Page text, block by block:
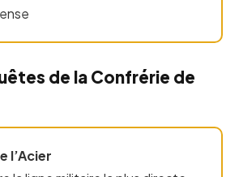
de la Confrérie de
l’Acier